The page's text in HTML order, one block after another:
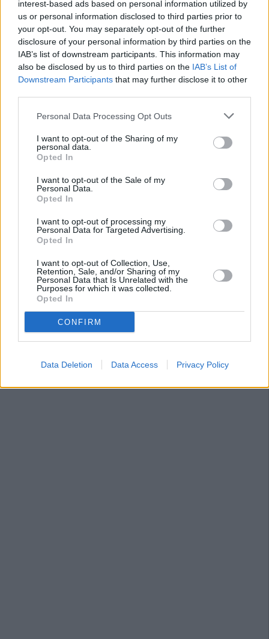
interest-based ads based on personal information utilized by
us or personal information disclosed to third parties prior to
your opt-out. You may separately opt-out of the further
disclosure of your personal information by third parties on the
IAB’s list of downstream participants. This information may
also be disclosed by us to third parties on the IAB’s List of
Downstream Participants that may further disclose it to other
Personal Data Processing Opt Outs
I want to opt-out of the Sharing of my
personal data.
Opted In
I want to opt-out of the Sale of my
Personal Data.
Opted In
I want to opt-out of processing my
Personal Data for Targeted Advertising.
Opted In
I want to opt-out of Collection, Use,
Retention, Sale, and/or Sharing of my
Personal Data that Is Unrelated with the
Purposes for which it was collected.
Opted In
CONFIRM
Data Deletion Data Access Privacy Policy
en 104.700 familias tienen empleo los dos cónyuges, —no
es garantía de estar desahogados debido a la tremenda
precariedad laboral— mientras que 39.900 tienen a alguno
de los dos en situación de desempleo.
En cambio, lo preocupante es que existen 24.300 en los
que no entra un solo sueldo. Todas las personas están sin
empleo. Asimismo, 75.800 casas viven de una pensión
porque hay muchos que se ven obligadas a mantener a
familiares —generalmente hijos— que lo pasan mal.